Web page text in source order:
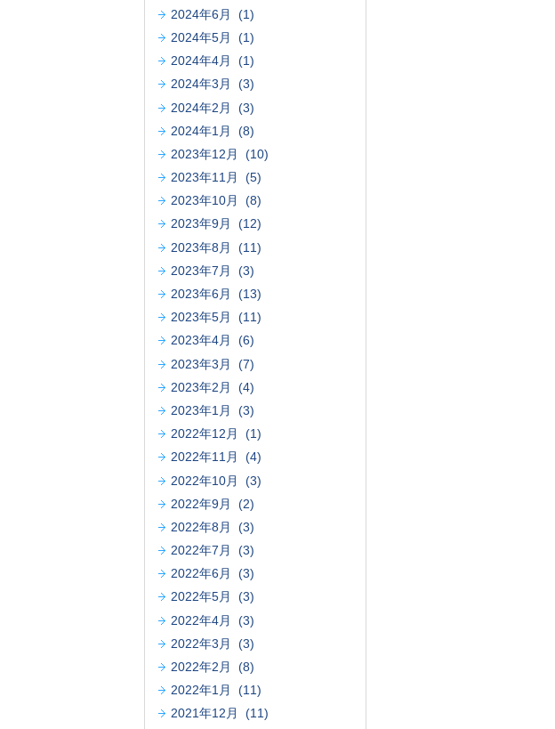
2024年6月 (1)
2024年5月 (1)
2024年4月 (1)
2024年3月 (3)
2024年2月 (3)
2024年1月 (8)
2023年12月 (10)
2023年11月 (5)
2023年10月 (8)
2023年9月 (12)
2023年8月 (11)
2023年7月 (3)
2023年6月 (13)
2023年5月 (11)
2023年4月 (6)
2023年3月 (7)
2023年2月 (4)
2023年1月 (3)
2022年12月 (1)
2022年11月 (4)
2022年10月 (3)
2022年9月 (2)
2022年8月 (3)
2022年7月 (3)
2022年6月 (3)
2022年5月 (3)
2022年4月 (3)
2022年3月 (3)
2022年2月 (8)
2022年1月 (11)
2021年12月 (11)